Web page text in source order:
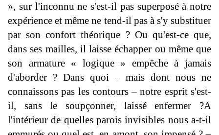
», sur l'inconnu ne s'est-il pas superposé à notre
expérience et même ne tend-il pas à s'y substituer
par son confort théorique ? Ou qu'est-ce que,
dans ses mailles, il laisse échapper ou même que
son armature « logique » empêche à jamais
d'aborder ? Dans quoi – mais dont nous ne
connaissons pas les contours – notre esprit s'est-
il, sans le soupçonner, laissé enfermer ?A
l'intérieur de quelles parois invisibles nous a-t-il